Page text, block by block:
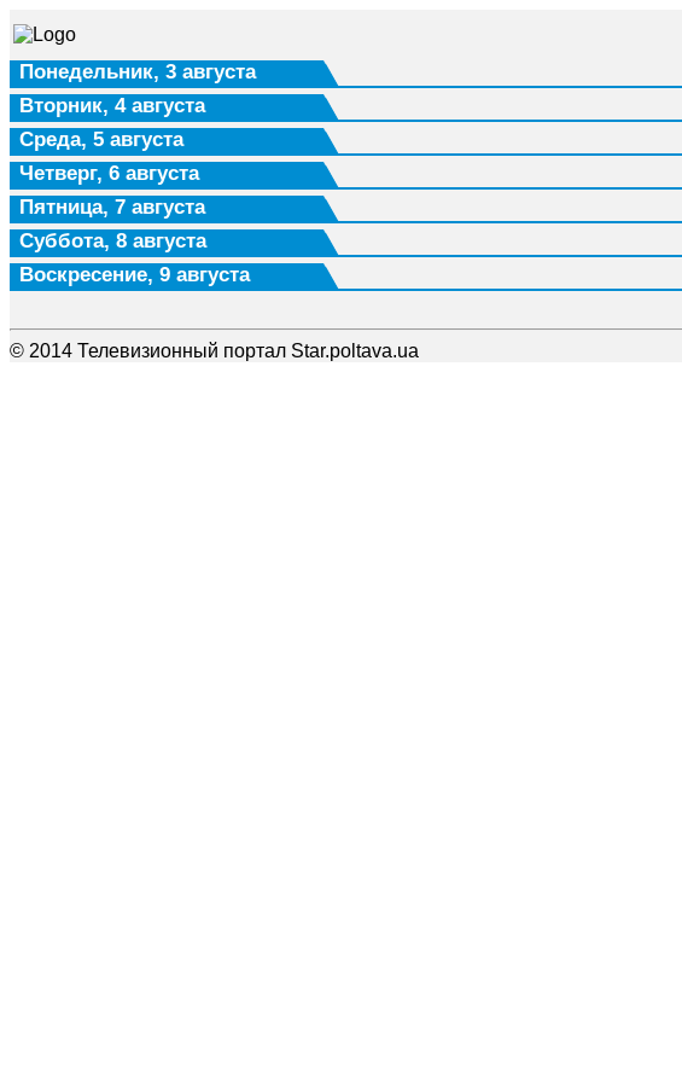
Понедельник, 3 августа
Вторник, 4 августа
Среда, 5 августа
Четверг, 6 августа
Пятница, 7 августа
Суббота, 8 августа
Воскресение, 9 августа
© 2014 Телевизионный портал Star.poltava.ua